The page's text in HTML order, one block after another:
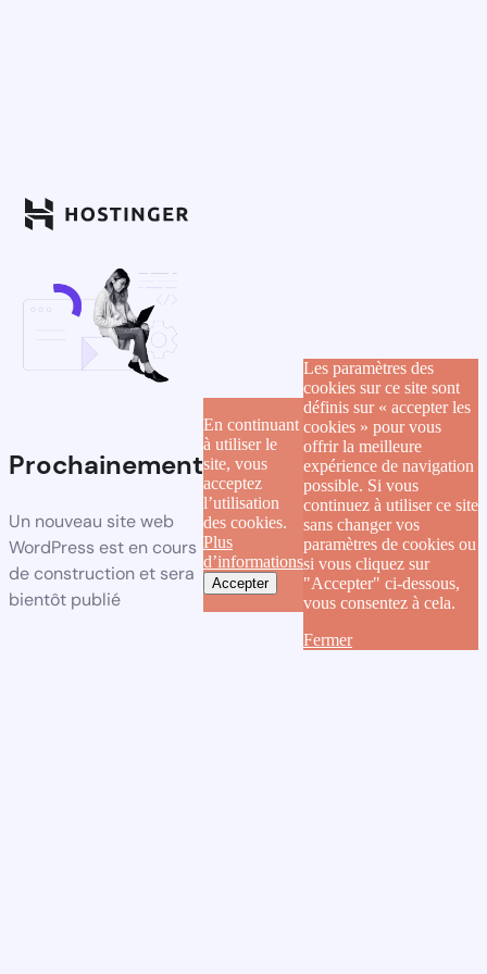
Prochainement
Un nouveau site web
WordPress est en cours
de construction et sera
bientôt publié
En continuant
à utiliser le
site, vous
acceptez
l’utilisation
des cookies.
Plus
d’informations
Accepter
Les paramètres des
cookies sur ce site sont
définis sur « accepter les
cookies » pour vous
offrir la meilleure
expérience de navigation
possible. Si vous
continuez à utiliser ce site
sans changer vos
paramètres de cookies ou
si vous cliquez sur
"Accepter" ci-dessous,
vous consentez à cela.
Fermer